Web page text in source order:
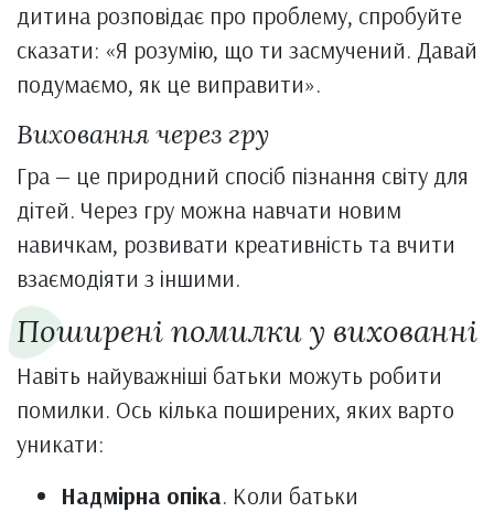
дитина розповідає про проблему, спробуйте
сказати: «Я розумію, що ти засмучений. Давай
подумаємо, як це виправити».
Виховання через гру
Гра — це природний спосіб пізнання світу для
дітей. Через гру можна навчати новим
навичкам, розвивати креативність та вчити
взаємодіяти з іншими.
Поширені помилки у вихованні
Навіть найуважніші батьки можуть робити
помилки. Ось кілька поширених, яких варто
уникати:
Надмірна опіка. Коли батьки